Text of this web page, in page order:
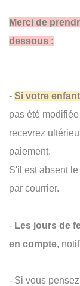
Merci de
dessous :
- Si votre
pas été
recevrez
paiement.
S'il est absent
par courrier.
- Les jours de
en compte,
- Si vous